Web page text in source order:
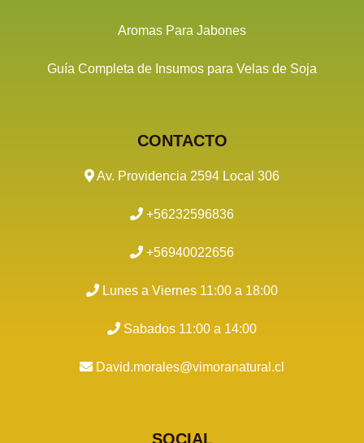
Aromas Para Jabones
Guía Completa de Insumos para Velas de Soja
CONTACTO
Av. Providencia 2594 Local 306
+56232596836
+56940022656
Lunes a Viernes 11:00 a 18:00
Sabados 11:00 a 14:00
David.morales@vimoranatural.cl
SOCIAL